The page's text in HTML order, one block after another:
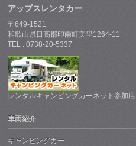
アップスレンタカー
〒649-1521
和歌山県日高郡印南町美里1264-11
TEL : 0738-20-5337
レンタルキャンピングカーネット参加店
車両紹介
キャンピングカー